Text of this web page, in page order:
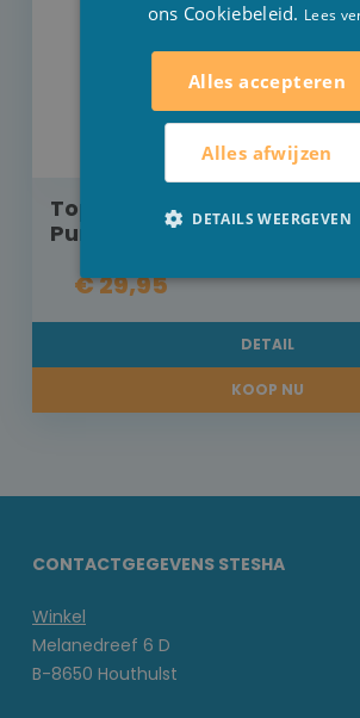
Top en short Little Dutch
Purple
€ 29,95
DETAIL
KOOP NU
CONTACTGEGEVENS STESHA
Winkel
Melanedreef 6 D
B-8650 Houthulst
ons Cookiebeleid. Lees
Alles accepteren
Alles afwijzen
DETAILS WEERGEVEN